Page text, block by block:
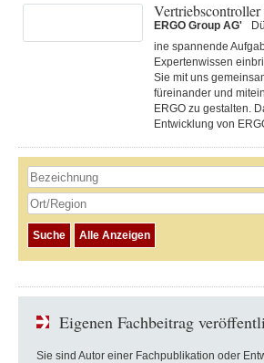
ERGO Group AG'
ine spannende
Expertenwissen
Sie mit uns
füreinander und
ERGO zu gestalten.
Entwicklung von
Eigenen Fachbeitrag
Sie sind Autor einer Fachpublikation oder